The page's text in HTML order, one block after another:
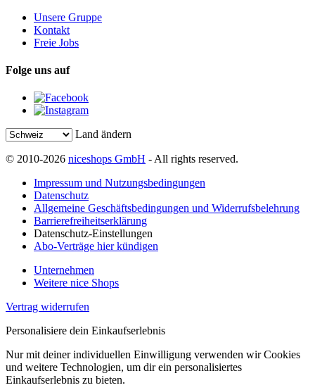
Unsere Gruppe
Kontakt
Freie Jobs
Folge uns auf
Land ändern
© 2010-2026 niceshops GmbH - All rights reserved.
Impressum und Nutzungsbedingungen
Datenschutz
Allgemeine Geschäftsbedingungen und Widerrufsbelehrung
Barrierefreiheitserklärung
Datenschutz-Einstellungen
Abo-Verträge hier kündigen
Unternehmen
Weitere nice Shops
Vertrag widerrufen
Personalisiere dein Einkaufserlebnis
Nur mit deiner individuellen Einwilligung verwenden wir Cookies
und weitere Technologien, um dir ein personalisiertes
Einkaufserlebnis zu bieten.